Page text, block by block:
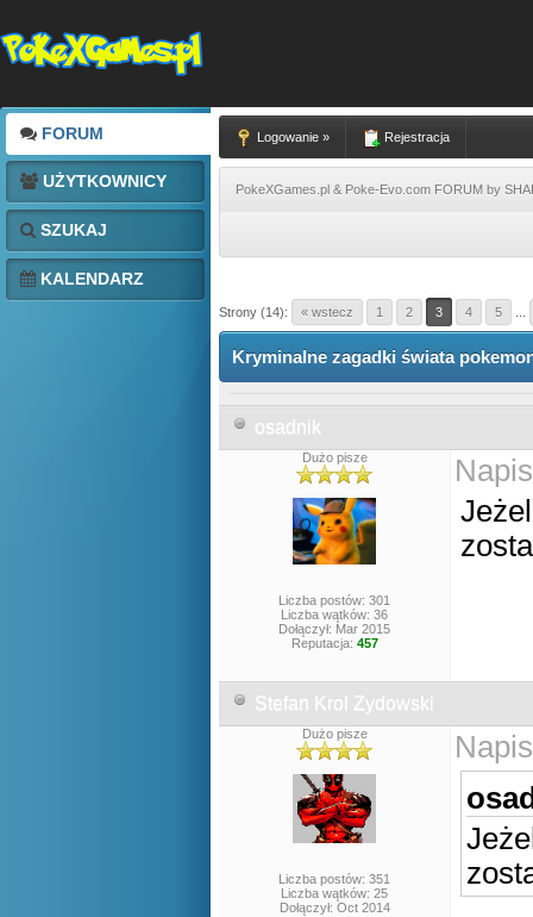
FORUM
UŻYTKOWNICY
SZUKAJ
KALENDARZ
Logowanie » Rejestracja
PokeXGames.pl & Poke-Evo.com FORUM by
Strony (14): « wstecz 1 2 3 4 5
Kryminalne zagadki świata
osadnik
Dużo pisze
Liczba postów: 301
Liczba wątków: 36
Dołączył: Mar 2015
Reputacja: 457
Stefan Krol Zydowski
Dużo pisze
Liczba postów: 351
Liczba wątków: 25
Dołączył: Oct 2014